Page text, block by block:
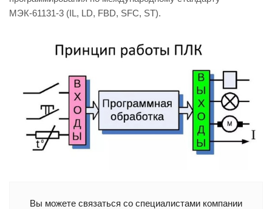
МЭК-61131-3 (IL, LD, FBD, SFC, ST).
Вы можете связаться со специалистами компании